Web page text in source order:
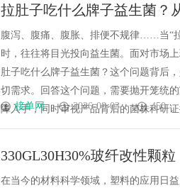
拉肚子吃什么牌子益生菌？
复机制看益生菌选择逻辑
腹泻、腹痛、腹胀、排便不规律……当“
时，往往将目光投向益生菌。面对市场
肚子吃什么牌子益生菌？这个问题背后
切需求。回答这个问题，需要抛开笼统
障入手，同时审视产品背后的菌株科研
接单网 2026-08-03 450
330GL30H30%玻纤改性颗
在当今的材料科学领域，塑料的应用日